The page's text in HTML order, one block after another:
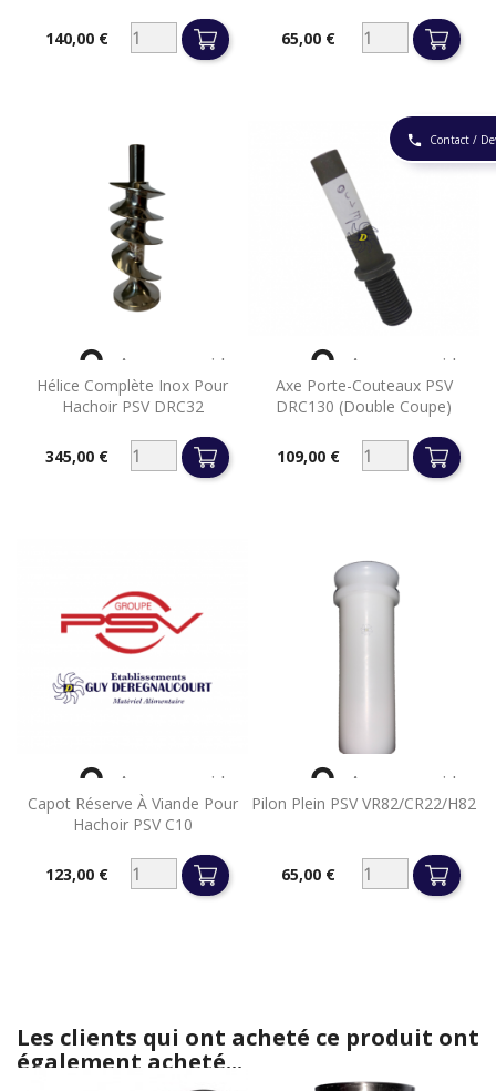
phone Contact /
Prix140,00 € Prix65,00 €
Hélice Complète Inox Pour
Hachoir PSV DRC32
Prix345,00 €
 Aperçu rapide
Axe Porte-Couteaux PSV
DRC130 (double Coupe)
Prix109,00 €
 Aperçu rapide
Capot Réserve À Viande Pour
Hachoir PSV C10
Prix123,00 €
 Aperçu rapide
Pilon Plein PSV VR82/CR22/H82
Prix65,00 €
 Aperçu rapide
Les clients qui ont acheté ce produit ont
également acheté...